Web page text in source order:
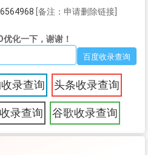
[备注：申请删除链接]
优化一下，谢谢！
录查询 头条收录查询
录查询 谷歌收录查询